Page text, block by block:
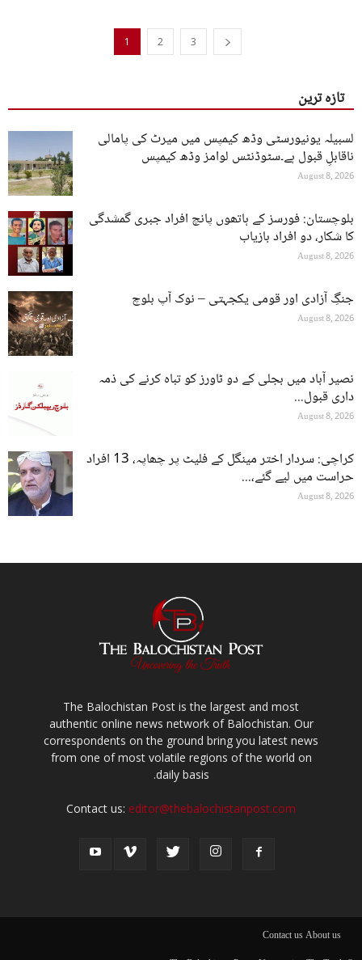
1 2 3
تازہ ترین
لسبیلہ یونیورسٹی وڈھ کیمپس میں میرٹ کی پامالی
ناقابلِ قبول ہے۔سٹوڈنٹس لوامز وڈھ کیمپس
August 8, 2026
بلوچستان: فورسز کے ہاتھوں پانچ افراد جبری گمشدگی
کا شکار، دو افراد بازیاب
August 8, 2026
جنگِ آزادی اور قومی یکجہتی – نوک آپ بلوچ
August 8, 2026
نصیر آباد میں بجلی کے دو ٹاورز کو تباہ کرنے کی ذمہ
داری قبول...
August 8, 2026
کراچی: سردار اختر مینگل کے فلیٹ پر چھاپہ، 13 افراد
حراست میں لیے گئے،...
August 8, 2026
The Balochistan Post is the largest and most
authentic online news network of Balochistan. Our
correspondents on the ground bring you latest news
from one of most volatile regions of the world on
daily basis.
Contact us: editor@thebalochistanpost.com
About us
Contact us